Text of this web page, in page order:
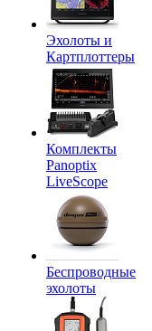
Эхолоты и
Картплоттеры
Комплекты
Panoptix
LiveScope
Беспроводные
эхолоты